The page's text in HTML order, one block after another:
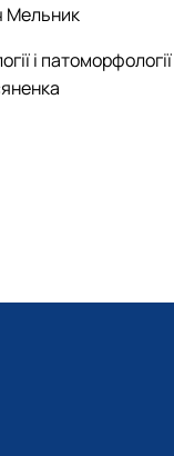
Мельник
і патоморфології